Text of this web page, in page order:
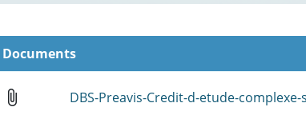
Documents
attach_file DBS-Preavis-Credit-d-etude-